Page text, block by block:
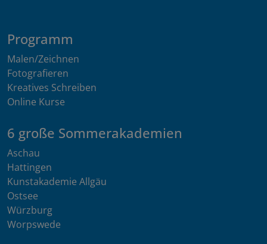
Programm
Malen/Zeichnen
Fotografieren
Kreatives Schreiben
Online Kurse
6 große Sommerakademien
Aschau
Hattingen
Kunstakademie Allgäu
Ostsee
Würzburg
Worpswede